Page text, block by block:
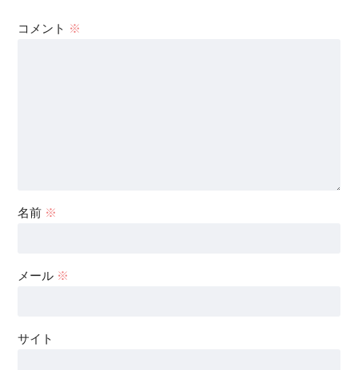
コメント ※
名前 ※
メール ※
サイト